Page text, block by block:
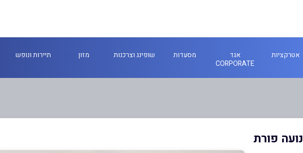
אטרקציות
אגד
CORPORATE
מסעדות שופינג וצרכנות מזון תיירות ונופש
נועה פורת